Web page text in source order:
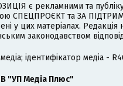
є рекламними та
СПЕЦПРОЄКТ та ЗА
у цих матеріалах. Редакція
законодавством
ідентифікатор медіа -
"УП Медіа Плюс"